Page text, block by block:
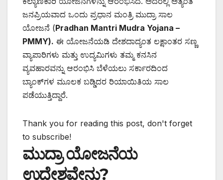
ಜನಪ್ರಿಯವಾದ ಒಂದು ಪ್ರಧಾನ ಮಂತ್ರಿ ಮುದ್ರಾ ಸಾಲ
ಯೋಜನೆ (Pradhan Mantri Mudra Yojana –
PMMY). ಈ ಯೋಜನೆಯಡಿ ದೇಶದಾದ್ಯಂತ ಲಕ್ಷಾಂತರ ಸಣ್ಣ
ವ್ಯಾಪಾರಿಗಳು ಮತ್ತು ಉದ್ಯಮಿಗಳು ತಮ್ಮ ಕನಸಿನ
ವ್ಯವಹಾರವನ್ನು ಆರಂಭಿಸಿ ಬೆಳೆಯಲು ಸರ್ಕಾರದಿಂದ
ಬ್ಯಾಂಕ್‌ಗಳ ಮೂಲಕ ಬಡ್ಡಿದರ ರಿಯಾಯಿತಿಯ ಸಾಲ
ಪಡೆಯುತ್ತಿದ್ದಾರೆ.
Thank you for reading this post, don't forget
to subscribe!
ಮುದ್ರಾ ಯೋಜನೆಯ
ಉದ್ದೇಶವೇನು?